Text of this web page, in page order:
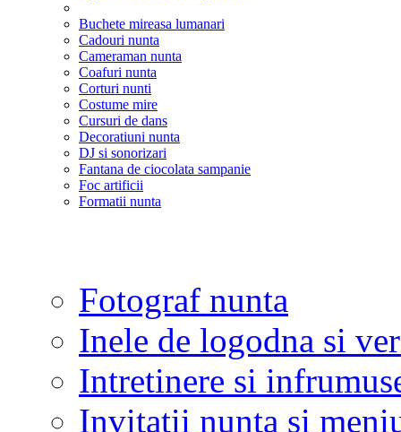
Buchete mireasa lumanari
Cadouri nunta
Cameraman nunta
Coafuri nunta
Corturi nunti
Costume mire
Cursuri de dans
Decoratiuni nunta
DJ si sonorizari
Fantana de ciocolata sampanie
Foc artificii
Formatii nunta
Fotograf nunta
Inele de logodna si
Intretinere si
Invitatii nunta si